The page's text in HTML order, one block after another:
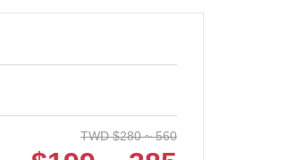
TWD $280 ~ 560